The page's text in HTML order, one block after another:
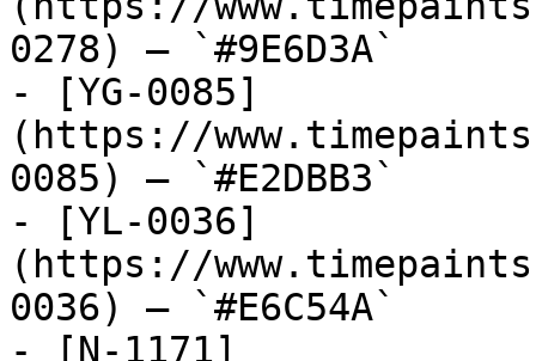
0278) — `#9E6D3A`
- [YG-0085]
(https://
0085) — `#E2DBB3`
- [YL-0036]
(https://
0036) — `#E6C54A`
- [N-1171]